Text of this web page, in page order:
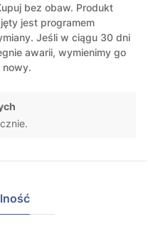
bez obaw. Produkt
jest programem
Jeśli w ciągu 30 dni
awarii, wymienimy go
nowy.